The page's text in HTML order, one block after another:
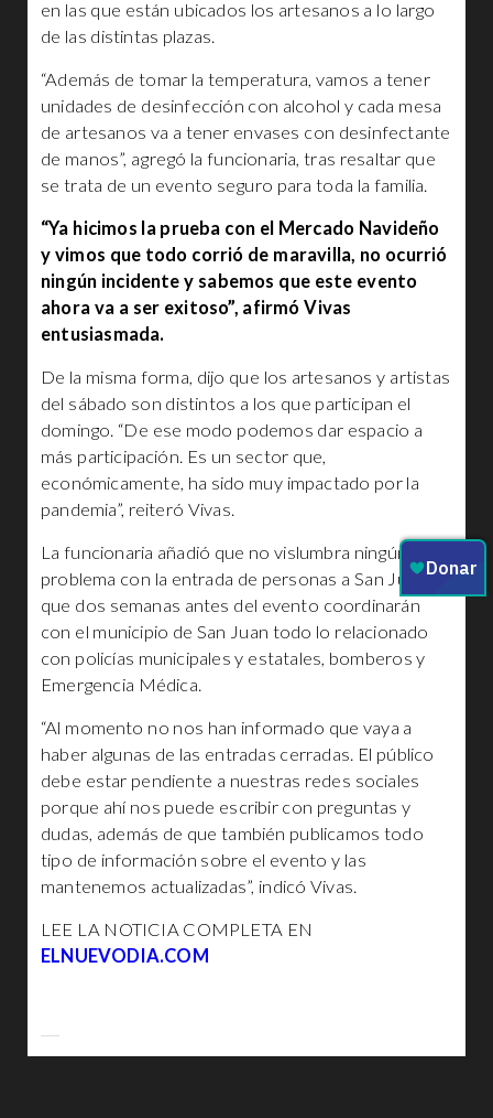
en las que están ubicados los artesanos a lo largo
de las distintas plazas.
“Además de tomar la temperatura, vamos a tener
unidades de desinfección con alcohol y cada mesa
de artesanos va a tener envases con desinfectante
de manos”, agregó la funcionaria, tras resaltar que
se trata de un evento seguro para toda la familia.
“Ya hicimos la prueba con el Mercado Navideño
y vimos que todo corrió de maravilla, no ocurrió
ningún incidente y sabemos que este evento
ahora va a ser exitoso”, afirmó Vivas
entusiasmada.
De la misma forma, dijo que los artesanos y artistas
del sábado son distintos a los que participan el
domingo. “De ese modo podemos dar espacio a
más participación. Es un sector que,
económicamente, ha sido muy impactado por la
pandemia”, reiteró Vivas.
La funcionaria añadió que no vislumbra ningún
problema con la entrada de personas a San Juan y
que dos semanas antes del evento coordinarán
con el municipio de San Juan todo lo relacionado
con policías municipales y estatales, bomberos y
Emergencia Médica.
“Al momento no nos han informado que vaya a
haber algunas de las entradas cerradas. El público
debe estar pendiente a nuestras redes sociales
porque ahí nos puede escribir con preguntas y
dudas, además de que también publicamos todo
tipo de información sobre el evento y las
mantenemos actualizadas”, indicó Vivas.
LEE LA NOTICIA COMPLETA EN
ELNUEVODIA.COM